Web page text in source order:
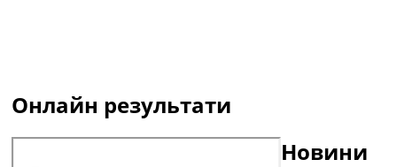
Онлайн результати
Новини